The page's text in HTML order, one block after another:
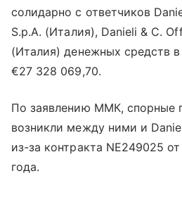
солидарно с ответчиков
S.p.A. (Италия), Danieli & C.
(Италия) денежных средств
€27 328 069,70.
По заявлению ММК, спорные
возникли между ними и
из-за контракта NЕ249025
года.